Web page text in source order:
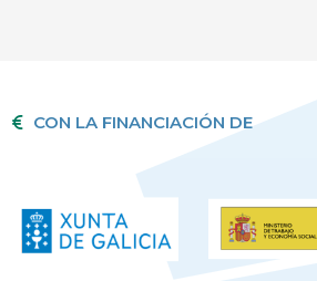
CON LA FINANCIACIÓN DE